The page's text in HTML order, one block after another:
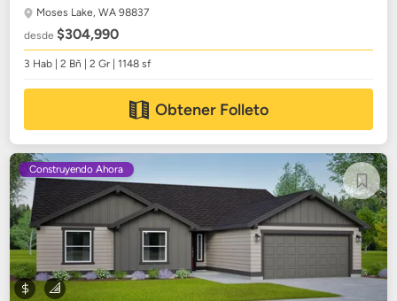
Moses Lake, WA 98837
desde$304,990
3 Hab | 2 Bñ | 2 Gr | 1148 sf
Obtener Folleto
Construyendo Ahora